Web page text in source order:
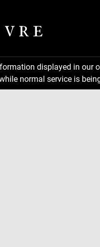
displayed in
normal service is